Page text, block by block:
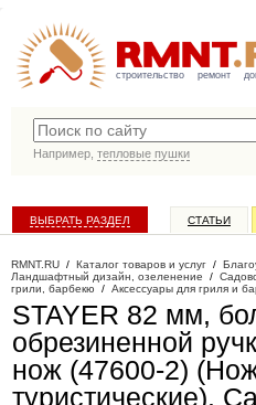
строительство ремонт
Например, тепловые пушки
ВЫБРАТЬ РАЗДЕЛ СТАТЬИ
RMNT.RU / Каталог товаров и услуг /
Ландшафтный дизайн, озеленение /
грили, барбекю / Аксессуары для гриля и
STAYER 82 мм,
обрезиненной
нож (47600-2)
туристические).